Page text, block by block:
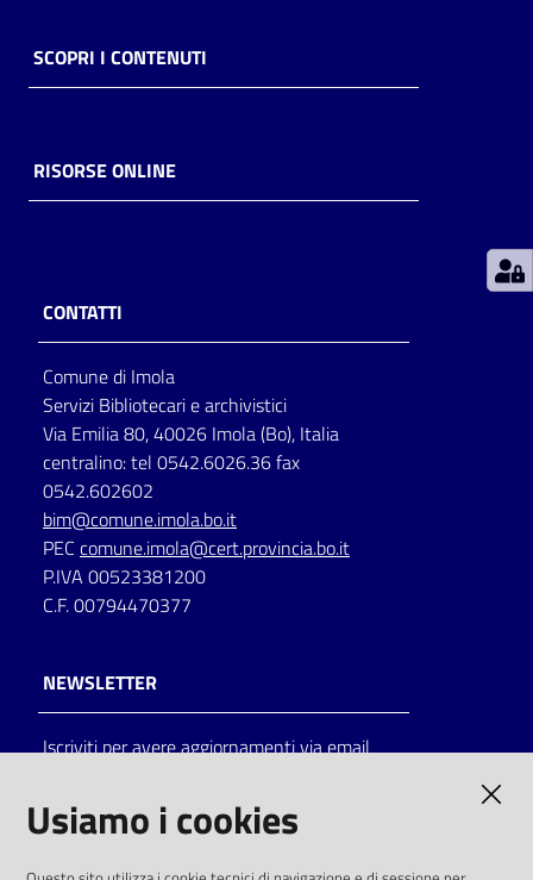
Casa
Piani
storico
per
lettura
Seguici
su
Catalogo
on line
SCOPRI I CONTENUTI
RISORSE ONLINE
CONTATTI
Comune di Imola
Servizi Bibliotecari e archivistici
Via Emilia 80, 40026 Imola (Bo), Italia
centralino: tel 0542.6026.36 fax
0542.602602
bim@comune.imola.bo.it
PEC comune.imola@cert.provincia.bo.it
P.IVA 00523381200
C.F. 00794470377
NEWSLETTER
Iscriviti per avere aggiornamenti via email
Usiamo i cookies